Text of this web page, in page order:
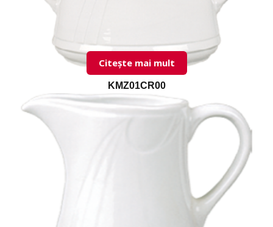
KMZ01CR00
Citește mai mult